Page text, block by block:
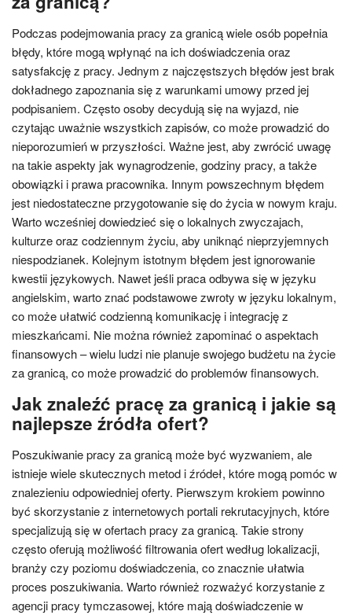
Podczas podejmowania pracy za granicą wiele osób popełnia
błędy, które mogą wpłynąć na ich doświadczenia oraz
satysfakcję z pracy. Jednym z najczęstszych błędów jest brak
dokładnego zapoznania się z warunkami umowy przed jej
podpisaniem. Często osoby decydują się na wyjazd, nie
czytając uważnie wszystkich zapisów, co może prowadzić do
nieporozumień w przyszłości. Ważne jest, aby zwrócić uwagę
na takie aspekty jak wynagrodzenie, godziny pracy, a także
obowiązki i prawa pracownika. Innym powszechnym błędem
jest niedostateczne przygotowanie się do życia w nowym kraju.
Warto wcześniej dowiedzieć się o lokalnych zwyczajach,
kulturze oraz codziennym życiu, aby uniknąć nieprzyjemnych
niespodzianek. Kolejnym istotnym błędem jest ignorowanie
kwestii językowych. Nawet jeśli praca odbywa się w języku
angielskim, warto znać podstawowe zwroty w języku lokalnym,
co może ułatwić codzienną komunikację i integrację z
mieszkańcami. Nie można również zapominać o aspektach
finansowych – wielu ludzi nie planuje swojego budżetu na życie
za granicą, co może prowadzić do problemów finansowych.
Jak znaleźć pracę za granicą i jakie są
najlepsze źródła ofert?
Poszukiwanie pracy za granicą może być wyzwaniem, ale
istnieje wiele skutecznych metod i źródeł, które mogą pomóc w
znalezieniu odpowiedniej oferty. Pierwszym krokiem powinno
być skorzystanie z internetowych portali rekrutacyjnych, które
specjalizują się w ofertach pracy za granicą. Takie strony
często oferują możliwość filtrowania ofert według lokalizacji,
branży czy poziomu doświadczenia, co znacznie ułatwia
proces poszukiwania. Warto również rozważyć korzystanie z
agencji pracy tymczasowej, które mają doświadczenie w